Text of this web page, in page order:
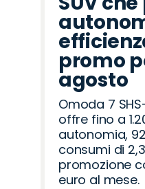
promo
agosto
Omoda 7
offre fino a
autonomia,
consumi di
promozione
euro al mese.